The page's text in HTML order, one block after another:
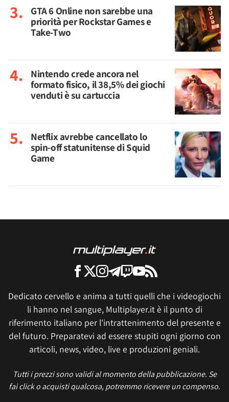
GTA 6 Online non sarebbe una
priorità per Rockstar Games e
Take-Two
Nintendo crede ancora nel
formato fisico, il 38,5% dei giochi
venduti è su cartuccia
Netflix avrebbe cancellato lo
spin-off statunitense di Squid
Game
Dedicato cervello e anima a tutti quelli che i videogiochi
li hanno nel sangue, Multiplayer.it è il punto di
riferimento italiano per l'intrattenimento del presente e
del futuro. Preparatevi ad essere stupiti ogni giorno con
articoli, news, video, live e produzioni geniali.
Tutti i prezzi sono validi al momento della pubblicazione. Se
fai click o acquisti qualcosa, potremmo ricevere un compenso.